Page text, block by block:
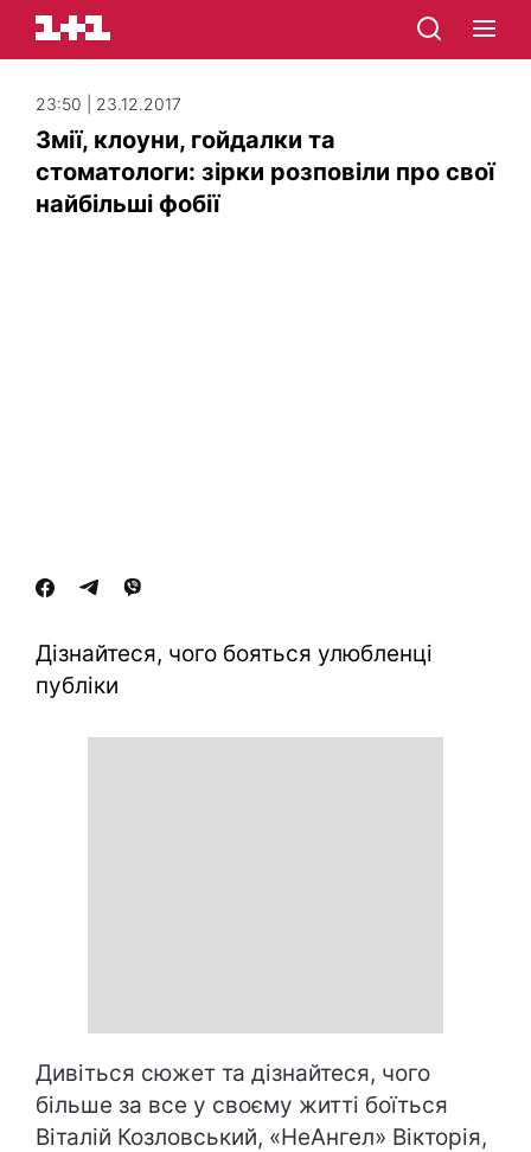
23:50 | 23.12.2017
Змії, клоуни, гойдалки та
стоматологи: зірки розповіли про свої
найбільші фобії
Дізнайтеся, чого бояться улюбленці
публіки
Дивіться сюжет та дізнайтеся, чого
більше за все у своєму житті боїться
Віталій Козловський, «НеАнгел» Вікторія,